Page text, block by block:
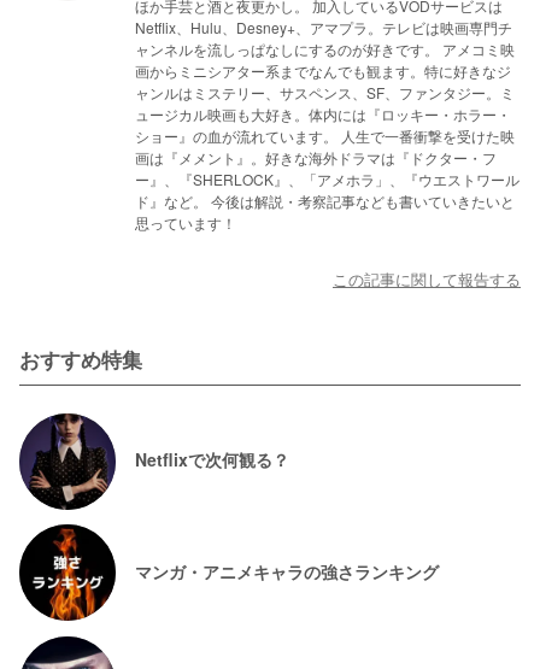
ほか手芸と酒と夜更かし。 加入しているVODサービスは
Netflix、Hulu、Desney+、アマプラ。テレビは映画専門チ
ャンネルを流しっぱなしにするのが好きです。 アメコミ映
画からミニシアター系までなんでも観ます。特に好きなジ
ャンルはミステリー、サスペンス、SF、ファンタジー。ミ
ュージカル映画も大好き。体内には『ロッキー・ホラー・
ショー』の血が流れています。 人生で一番衝撃を受けた映
画は『メメント』。好きな海外ドラマは『ドクター・フ
ー』、『SHERLOCK』、「アメホラ」、『ウエストワール
ド』など。 今後は解説・考察記事なども書いていきたいと
思っています！
この記事に関して報告する
おすすめ特集
Netflixで次何観る？
マンガ・アニメキャラの強さランキング